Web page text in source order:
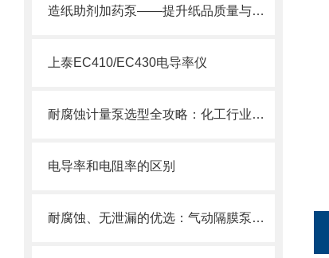
造纸助剂加药泵——提升纸品质量与生产效率的关键设备
上泰EC410/EC430电导率仪
耐腐蚀计量泵选型全攻略：化工行业精准加药如何选对设备
电导率和电阻率的区别
耐腐蚀、无泄漏的优选：气动隔膜泵在化工领域的稳定传输解决方案